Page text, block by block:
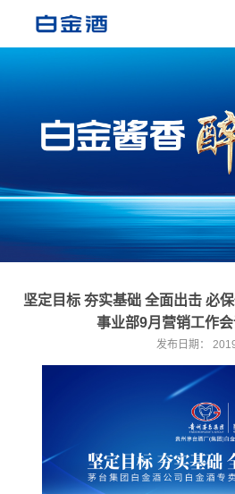
坚定目标 夯实基础 全面出击 必
事业部9月营销工作
发布日期：